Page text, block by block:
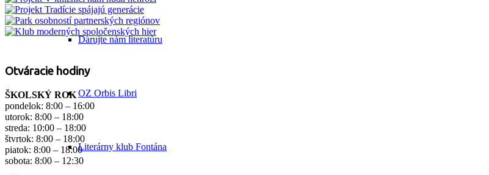
Darujte nám literatúru
OZ Orbis Libri
Literárny klub Fontána
Otváracie hodiny
ŠKOLSKÝ ROK
pondelok: 8:00 – 16:00
utorok: 8:00 – 18:00
streda: 10:00 – 18:00
štvrtok: 8:00 – 18:00
piatok: 8:00 – 18:00
sobota: 8:00 – 12:30